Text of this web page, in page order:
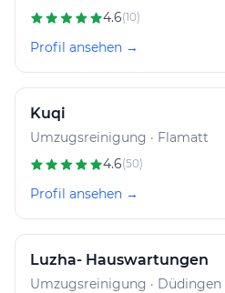
4.6(10)
Profil ansehen →
Kuqi
Umzugsreinigung · Flamatt
4.6(50)
Profil ansehen →
Luzha- Hauswartungen
Umzugsreinigung · Düdingen